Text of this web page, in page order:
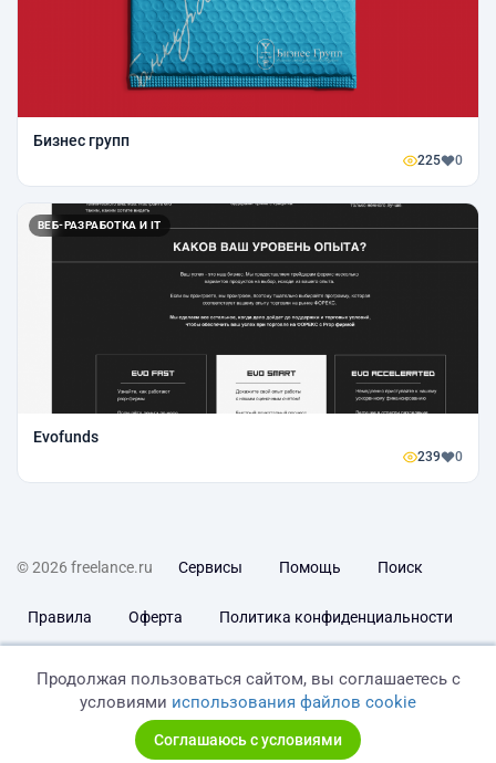
Бизнес групп
225 0
ВЕБ-РАЗРАБОТКА И IT
Evofunds
239 0
© 2026 freelance.ru Сервисы Помощь Поиск
Правила Оферта Политика конфиденциальности
Продолжая пользоваться сайтом, вы соглашаетесь с
условиями использования файлов cookie
Соглашаюсь с условиями